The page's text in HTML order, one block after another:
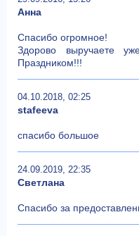
Анна
Спасибо огромное!
Здорово выручаете
Праздником!!!
04.10.2018, 02:25
stafeeva
спасибо большое
24.09.2019, 22:35
Светлана
Спасибо за